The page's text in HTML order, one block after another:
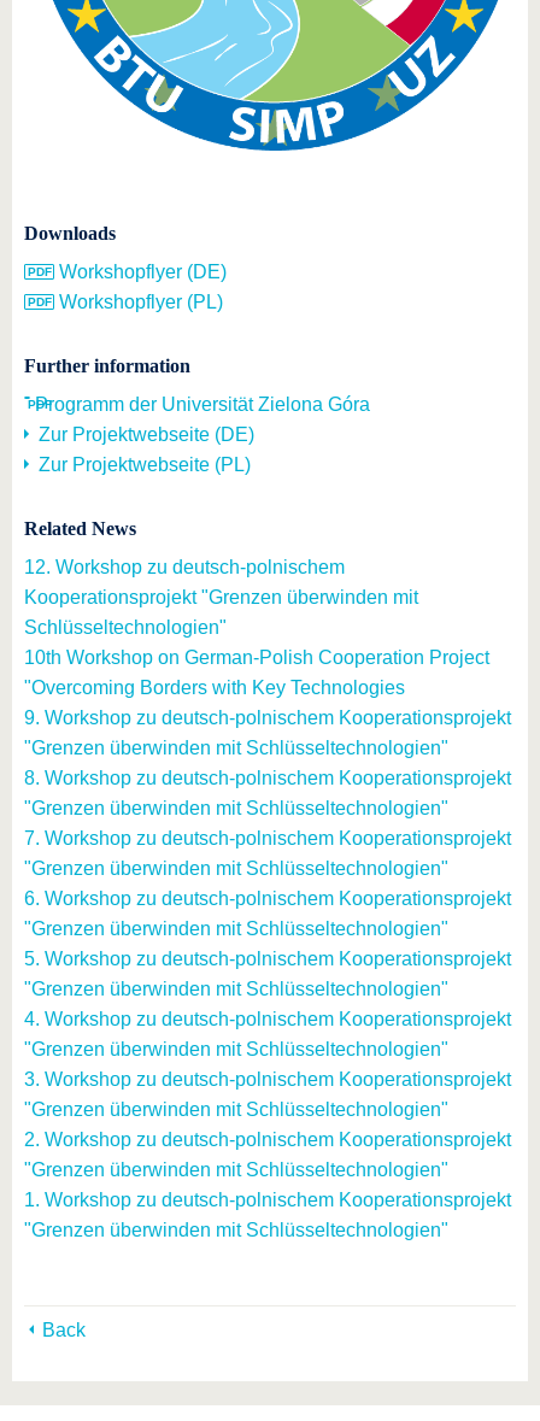
Downloads
Workshopflyer (DE)
Workshopflyer (PL)
Further information
Programm der Universität Zielona Góra
Zur Projektwebseite (DE)
Zur Projektwebseite (PL)
Related News
12. Workshop zu deutsch-polnischem
Kooperationsprojekt "Grenzen überwinden mit
Schlüsseltechnologien"
10th Workshop on German-Polish Cooperation Project
"Overcoming Borders with Key Technologies
9. Workshop zu deutsch-polnischem Kooperationsprojekt
"Grenzen überwinden mit Schlüsseltechnologien"
8. Workshop zu deutsch-polnischem Kooperationsprojekt
"Grenzen überwinden mit Schlüsseltechnologien"
7. Workshop zu deutsch-polnischem Kooperationsprojekt
"Grenzen überwinden mit Schlüsseltechnologien"
6. Workshop zu deutsch-polnischem Kooperationsprojekt
"Grenzen überwinden mit Schlüsseltechnologien"
5. Workshop zu deutsch-polnischem Kooperationsprojekt
"Grenzen überwinden mit Schlüsseltechnologien"
4. Workshop zu deutsch-polnischem Kooperationsprojekt
"Grenzen überwinden mit Schlüsseltechnologien"
3. Workshop zu deutsch-polnischem Kooperationsprojekt
"Grenzen überwinden mit Schlüsseltechnologien"
2. Workshop zu deutsch-polnischem Kooperationsprojekt
"Grenzen überwinden mit Schlüsseltechnologien"
1. Workshop zu deutsch-polnischem Kooperationsprojekt
"Grenzen überwinden mit Schlüsseltechnologien"
Back